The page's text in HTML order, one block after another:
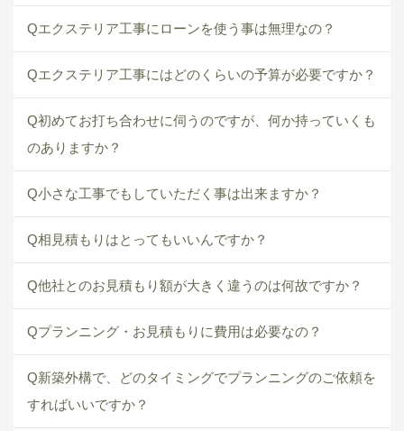
Qエクステリア工事にローンを使う事は無理なの？
Qエクステリア工事にはどのくらいの予算が必要ですか？
Q初めてお打ち合わせに伺うのですが、何か持っていくも
のありますか？
Q小さな工事でもしていただく事は出来ますか？
Q相見積もりはとってもいいんですか？
Q他社とのお見積もり額が大きく違うのは何故ですか？
Qプランニング・お見積もりに費用は必要なの？
Q新築外構で、どのタイミングでプランニングのご依頼を
すればいいですか？